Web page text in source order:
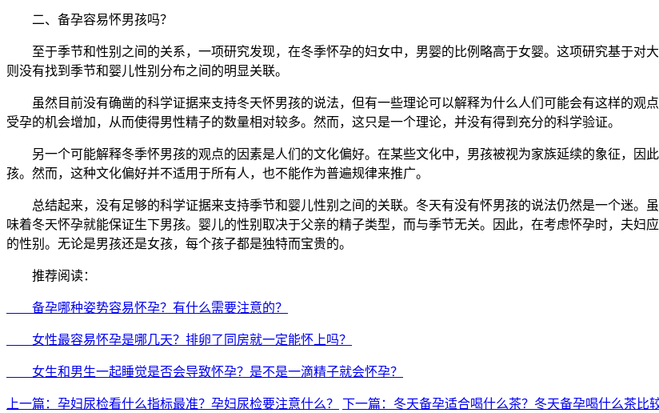
二、备孕容易怀男孩吗？
至于季节和性别之间的关系，一项研究发现，在冬季怀孕的妇女中，男婴的比例略高于女婴。这项研究基于对
则没有找到季节和婴儿性别分布之间的明显关联。
虽然目前没有确凿的科学证据来支持冬天怀男孩的说法，但有一些理论可以解释为什么人们可能会有这样的观
受孕的机会增加，从而使得男性精子的数量相对较多。然而，这只是一个理论，并没有得到充分的科学验证。
另一个可能解释冬季怀男孩的观点的因素是人们的文化偏好。在某些文化中，男孩被视为家族延续的象征，因
孩。然而，这种文化偏好并不适用于所有人，也不能作为普遍规律来推广。
总结起来，没有足够的科学证据来支持季节和婴儿性别之间的关联。冬天有没有怀男孩的说法仍然是一个迷。
味着冬天怀孕就能保证生下男孩。婴儿的性别取决于父亲的精子类型，而与季节无关。因此，在考虑怀孕时，夫
的性别。无论是男孩还是女孩，每个孩子都是独特而宝贵的。
推荐阅读：
备孕哪种姿势容易怀孕？有什么需要注意的？
女性最容易怀孕是哪几天？排卵了同房就一定能怀上吗？
女生和男生一起睡觉是否会导致怀孕？是不是一滴精子就会怀孕？
上一篇：孕妇尿检看什么指标最准？孕妇尿检要注意什么？
下一篇：冬天备孕适合喝什么茶？冬天备孕喝什么茶比较